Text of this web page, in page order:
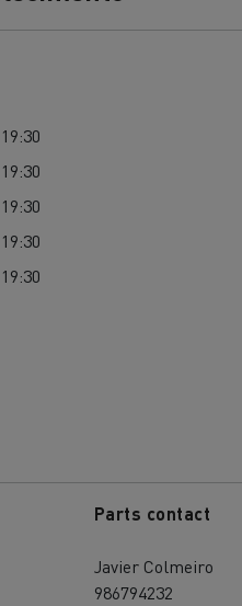
Parts contact
Javier Colmeiro
986794232